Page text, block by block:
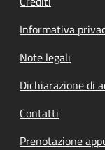
Informativa
Note legali
Dichiarazione di
Contatti
Prenotazione